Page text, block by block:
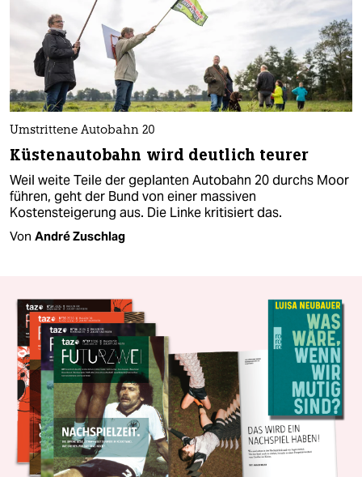
Umstrittene Autobahn 20
Küstenautobahn wird deutlich teurer
Weil weite Teile der geplanten Autobahn 20 durchs Moor
führen, geht der Bund von einer massiven
Kostensteigerung aus. Die Linke kritisiert das.
Von André Zuschlag